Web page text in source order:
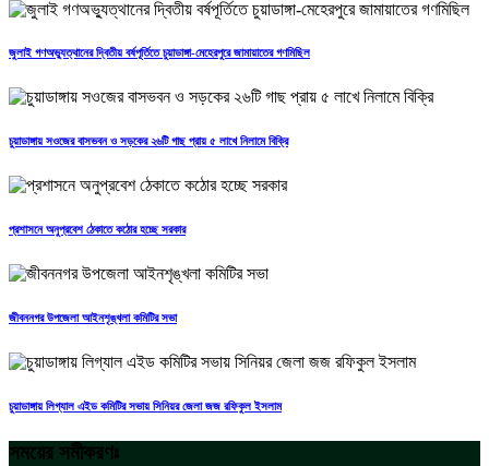
জুলাই গণঅভ্যুত্থানের দ্বিতীয় বর্ষপূর্তিতে চুয়াডাঙ্গা-মেহেরপুরে জামায়াতের গণমিছিল
চুয়াডাঙ্গায় সওজের বাসভবন ও সড়কের ২৬টি গাছ প্রায় ৫ লাখে নিলামে বিক্রি
প্রশাসনে অনুপ্রবেশ ঠেকাতে কঠোর হচ্ছে সরকার
জীবননগর উপজেলা আইনশৃঙ্খলা কমিটির সভা
চুয়াডাঙ্গায় লিগ্যাল এইড কমিটির সভায় সিনিয়র জেলা জজ রফিকুল ইসলাম
সময়ের সমীকরণঃ